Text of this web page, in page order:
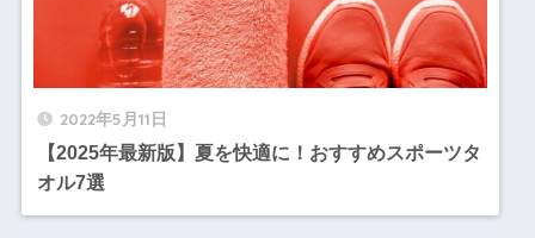
2022年5月11日
【2025年最新版】夏を快適に！おすすめスポーツタ
オル7選